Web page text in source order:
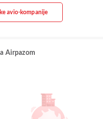
avio-kompanije
Airpazom